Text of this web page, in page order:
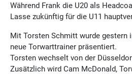
Während Frank die U20 als
Lasse zukünftig für die U11
Mit Torsten Schmitt wurde gestern
neue Torwarttrainer präsentiert.
Torsten wechselt von der
Zusätzlich wird Cam McDonald,